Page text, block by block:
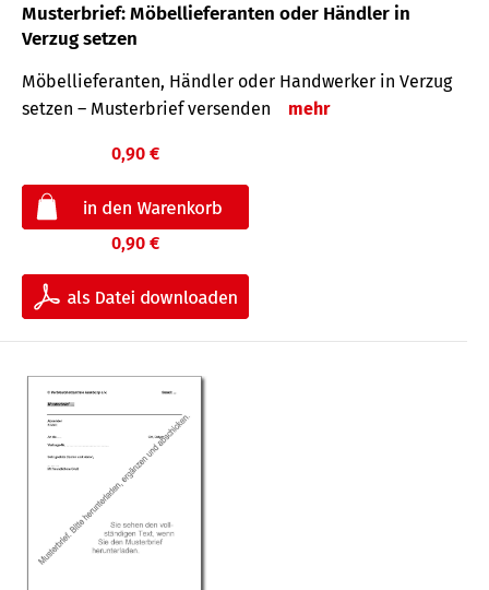
Musterbrief: Möbellieferanten oder Händler in
Verzug setzen
Möbellieferanten, Händler oder Handwerker in Verzug
setzen – Musterbrief versenden
mehr
0,90 €
0,90 €